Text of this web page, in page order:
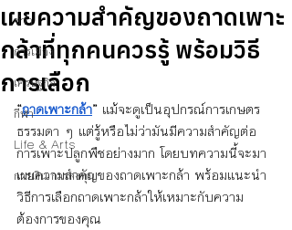
ข่าว
การเมือง
เศรษฐกิจ
กีฬา
Life & Arts
การเงิน การลงทุน
เผยความสำคัญของถาดเพาะ
กล้าที่ทุกคนควรรู้ พร้อมวิธี
การเลือก
“ถาดเพาะกล้า” แม้จะดูเป็นอุปกรณ์การเกษตร
ธรรมดา ๆ แต่รู้หรือไม่ว่ามันมีความสำคัญต่อ
การเพาะปลูกพืชอย่างมาก โดยบทความนี้จะมา
เผยความสำคัญของถาดเพาะกล้า พร้อมแนะนำ
วิธีการเลือกถาดเพาะกล้าให้เหมาะกับความ
ต้องการของคุณ